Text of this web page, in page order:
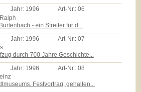
Jahr: 1996 Art-Nr.:06
- ein Streiter für d...
Jahr: 1996 Art-Nr.:07
durch 700 Jahre Geschichte...
Jahr: 1996 Art-Nr.:08
Festvortrag, gehalten...